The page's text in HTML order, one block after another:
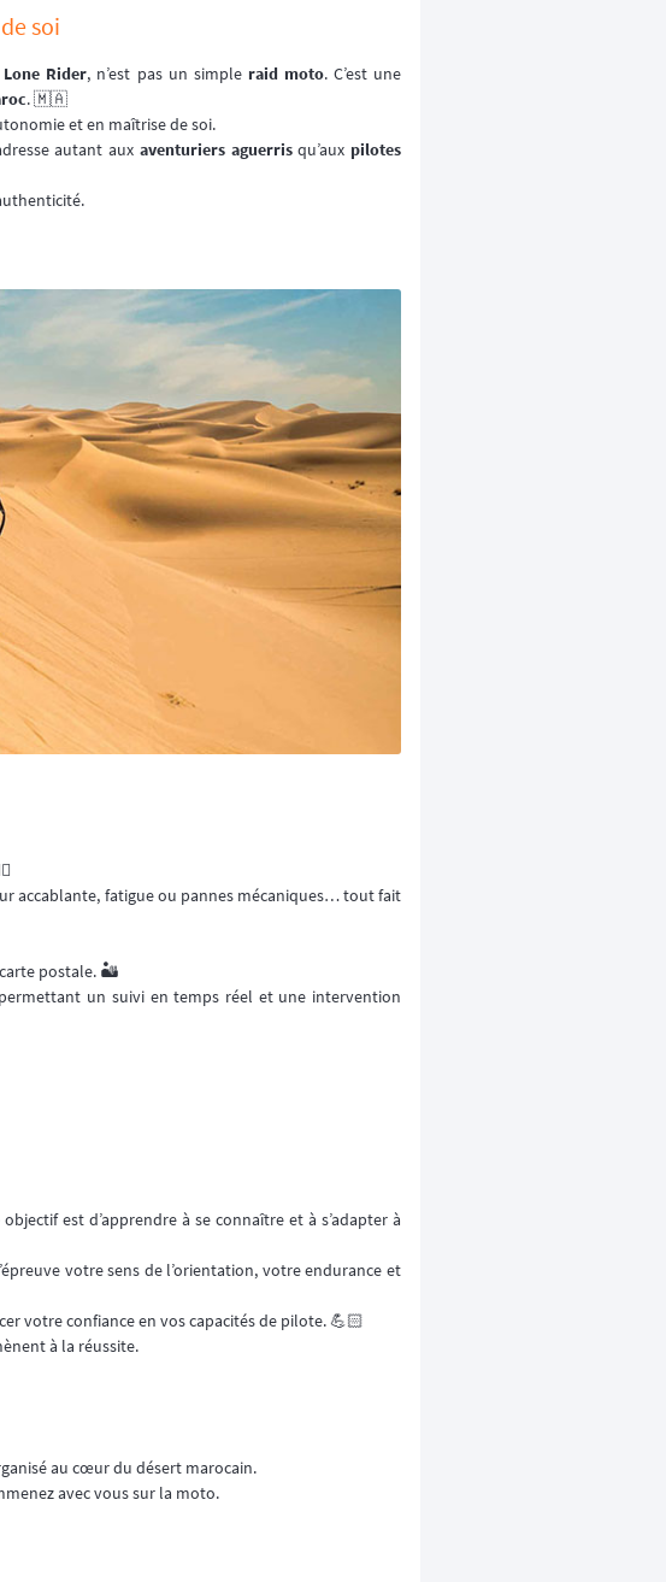
soi
Rider, n’est pas un simple raid moto. C’est une
. 🇲🇦
et en maîtrise de soi.
autant aux aventuriers aguerrisqu’aux pilotes
accablante, fatigue ou pannes mécaniques… tout fait
carte postale. 🏜️
un suivi en temps réel et une intervention
est d’apprendre à se connaître et à s’adapter à
votre sens de l’orientation, votre endurance et
votre confiance en vos capacités de pilote. 💪🏻
à la réussite.
au cœur du désert marocain.
avec vous sur la moto.